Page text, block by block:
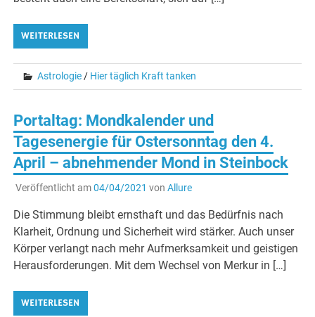
WEITERLESEN
Astrologie / Hier täglich Kraft tanken
Portaltag: Mondkalender und
Tagesenergie für Ostersonntag den 4.
April – abnehmender Mond in Steinbock
Veröffentlicht am04/04/2021 von Allure
Die Stimmung bleibt ernsthaft und das Bedürfnis nach
Klarheit, Ordnung und Sicherheit wird stärker. Auch unser
Körper verlangt nach mehr Aufmerksamkeit und geistigen
Herausforderungen. Mit dem Wechsel von Merkur in […]
WEITERLESEN